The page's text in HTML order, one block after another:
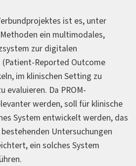
ist es, unter
ein multimodales,
zur digitalen
(Patient-Reported Outcome
im klinischen Setting zu
evaluieren. Da PROM-
werden, soll für klinische
System entwickelt werden, das
Untersuchungen
ein solches System